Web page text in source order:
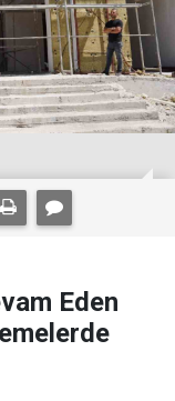
Eden